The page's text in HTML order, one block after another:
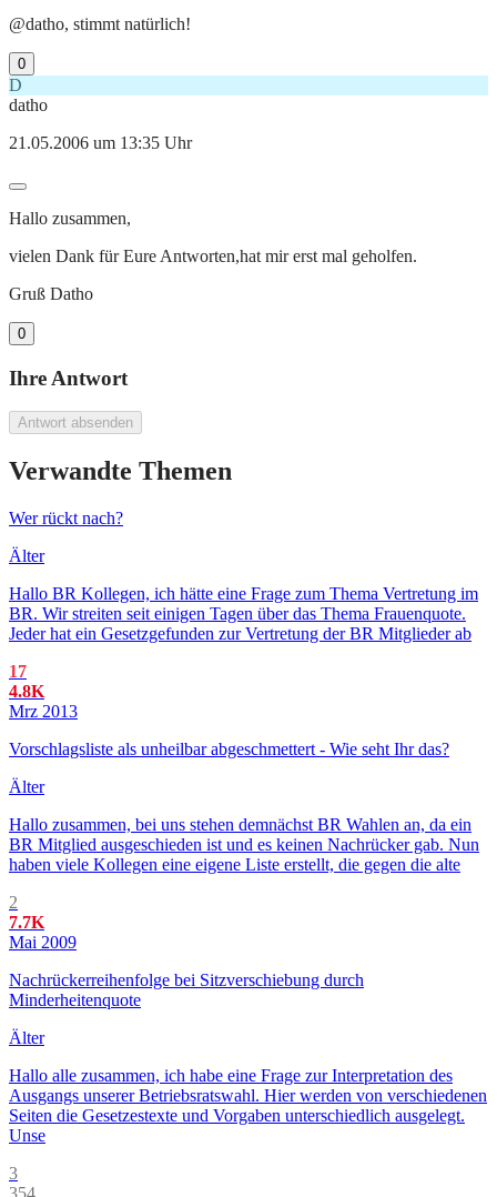
@datho, stimmt natürlich!
0
D
datho
21.05.2006 um 13:35 Uhr
Hallo zusammen,
vielen Dank für Eure Antworten,hat mir erst mal geholfen.
Gruß Datho
0
Ihre Antwort
Antwort absenden
Verwandte Themen
Wer rückt nach?
Älter
Hallo BR Kollegen, ich hätte eine Frage zum Thema Vertretung im
BR. Wir streiten seit einigen Tagen über das Thema Frauenquote.
Jeder hat ein Gesetzgefunden zur Vertretung der BR Mitglieder ab
17
4.8K
Mrz 2013
Vorschlagsliste als unheilbar abgeschmettert - Wie seht Ihr das?
Älter
Hallo zusammen, bei uns stehen demnächst BR Wahlen an, da ein
BR Mitglied ausgeschieden ist und es keinen Nachrücker gab. Nun
haben viele Kollegen eine eigene Liste erstellt, die gegen die alte
2
7.7K
Mai 2009
Nachrückerreihenfolge bei Sitzverschiebung durch
Minderheitenquote
Älter
Hallo alle zusammen, ich habe eine Frage zur Interpretation des
Ausgangs unserer Betriebsratswahl. Hier werden von verschiedenen
Seiten die Gesetzestexte und Vorgaben unterschiedlich ausgelegt.
Unse
3
354